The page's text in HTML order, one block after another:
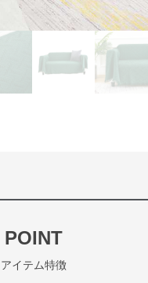
POINT
アイテム特徴